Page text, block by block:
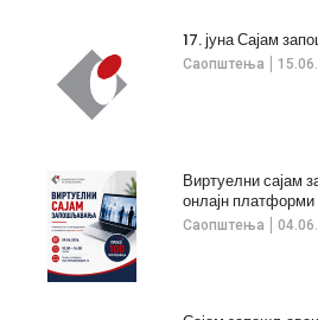
Саопштења
17. јуна Сајам
Саопштења
Виртуелни сајам
онлајн